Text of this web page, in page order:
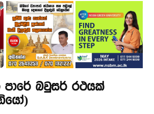
!
බවුසර් රථයක්